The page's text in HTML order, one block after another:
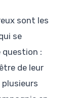
sont les
se
:
de leur
plusieurs